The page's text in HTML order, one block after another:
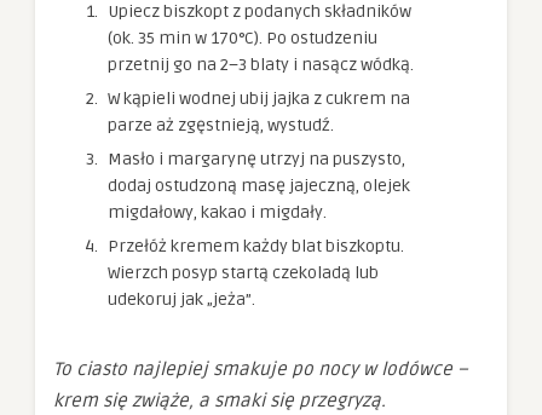
Upiecz biszkopt z podanych składników
(ok. 35 min w 170°C). Po ostudzeniu
przetnij go na 2–3 blaty i nasącz wódką.
W kąpieli wodnej ubij jajka z cukrem na
parze aż zgęstnieją, wystudź.
Masło i margarynę utrzyj na puszysto,
dodaj ostudzoną masę jajeczną, olejek
migdałowy, kakao i migdały.
Przełóż kremem każdy blat biszkoptu.
Wierzch posyp startą czekoladą lub
udekoruj jak „jeża”.
To ciasto najlepiej smakuje po nocy w lodówce –
krem się zwiąże, a smaki się przegryzą.